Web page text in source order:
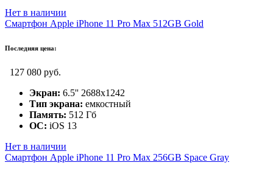
Нет в наличии
Смартфон Apple iPhone 11 Pro Max 512GB Gold
Последняя цена:
127 080 руб.
Экран: 6.5'' 2688x1242
Тип экрана: емкостный
Память: 512 Гб
ОС: iOS 13
Нет в наличии
Смартфон Apple iPhone 11 Pro Max 256GB Space Gray